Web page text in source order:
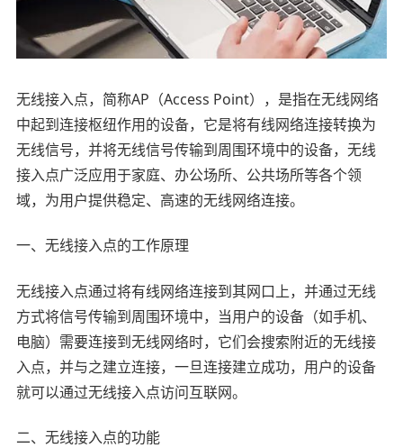
无线接入点，简称AP（Access Point），是指在无线网络
中起到连接枢纽作用的设备，它是将有线网络连接转换为
无线信号，并将无线信号传输到周围环境中的设备，无线
接入点广泛应用于家庭、办公场所、公共场所等各个领
域，为用户提供稳定、高速的无线网络连接。
一、无线接入点的工作原理
无线接入点通过将有线网络连接到其网口上，并通过无线
方式将信号传输到周围环境中，当用户的设备（如手机、
电脑）需要连接到无线网络时，它们会搜索附近的无线接
入点，并与之建立连接，一旦连接建立成功，用户的设备
就可以通过无线接入点访问互联网。
二、无线接入点的功能